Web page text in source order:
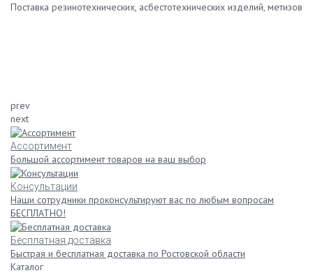
Поставка резинотехнических, асбестотехнических изделий, метизов
prev
next
Ассортимент
Большой ассортимент товаров на ваш выбор
Консультации
Наши сотрудники проконсультируют вас по любым вопросам
БЕСПЛАТНО!
Бесплатная доставка
Быстрая и бесплатная доставка по Ростовской области
Каталог